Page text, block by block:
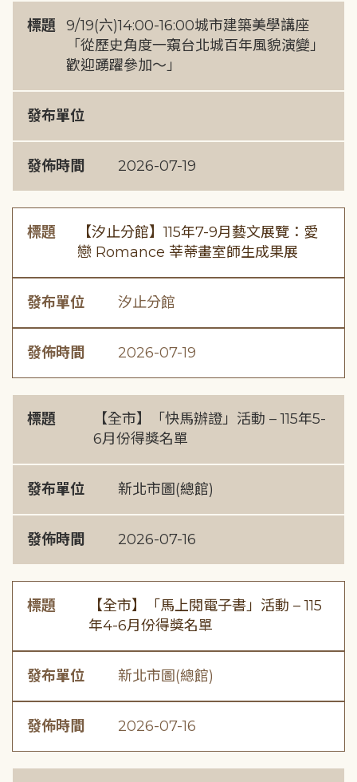
標題 9/19(六)14:00-16:00城市建築美學講座
「從歷史角度一窺台北城百年風貌演變」
歡迎踴躍參加～」
發布單位
發佈時間 2026-07-19
標題
【汐止分館】115年7-9月藝文展覽：愛
戀 Romance 莘蒂畫室師生成果展
發布單位 汐止分館
發佈時間 2026-07-19
標題
【全市】「快馬辦證」活動 – 115年5-
6月份得獎名單
發布單位 新北市圖(總館)
發佈時間 2026-07-16
標題
【全市】「馬上閱電子書」活動 – 115
年4-6月份得獎名單
發布單位 新北市圖(總館)
發佈時間 2026-07-16